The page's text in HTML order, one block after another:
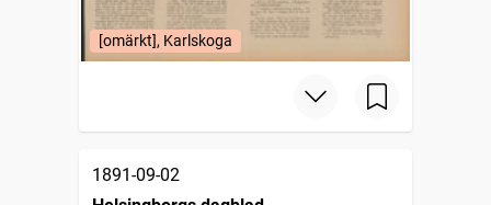
[omärkt], Karlskoga
1891-09-02